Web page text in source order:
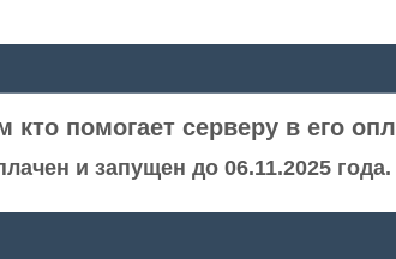
кто помогает серверу в его
и запущен до 06.11.2025 года.